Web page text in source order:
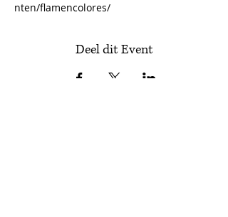
nten/flamencolores/
Deel dit Event